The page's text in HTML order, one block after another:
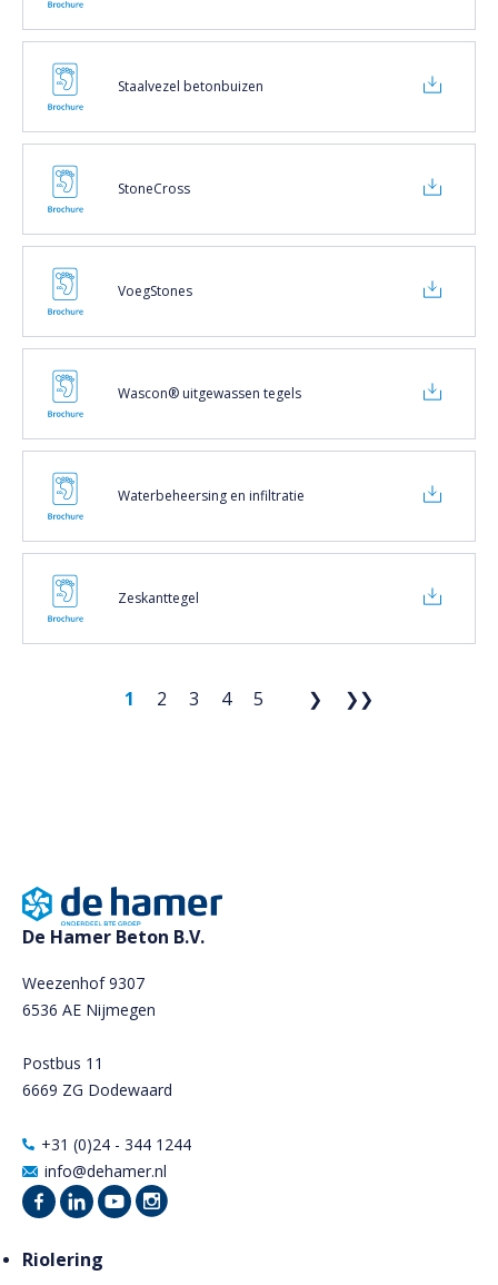
Staalvezel betonbuizen
StoneCross
VoegStones
Wascon® uitgewassen tegels
Waterbeheersing en infiltratie
Zeskanttegel
1 2 3 4 5 ❯ ❯❯
De Hamer Beton B.V.
Weezenhof 9307
6536 AE Nijmegen
Postbus 11
6669 ZG Dodewaard
+31 (0)24 - 344 1244
info@dehamer.nl
Riolering